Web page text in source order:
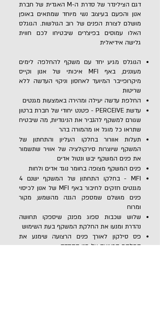
דגם הצילינדר של סדרת ה-M האגדית של חברת
אנון והפעם בעיצוב נשי מיוחד שמתאים באופן
מושלם לצורת הפנים של רוב הגולשות. הגוגלס
האלו עמוסים בפיצ׳רים שיבטיחו לכם חווית
גלישה אידיאלית
הגוגלס מגיע יחד עם משקף להחלפה לימים
מעוננים, באף MFI איכותי של אנון וקייס
מיקרופייבר המיועד לאחסון וניקוי העדשה ללא
שריטות
החלפת עדשה יעילה ומהירה באמצעות מגנטים
עדשת PERCEIVE - פטנט יחודי של חברת ברטון
שגורם למשקף להגביר את הניגודיות, מה שיבטיח
שתראו כל מוגל או מהמורה בהר
תעלות אוורור בחלקו העליון והתחתון של
המשקף שיוצרות סירקולציה של אוויר שתשמור
את פנים המשקף יבש ונטול אדים
פנים המשקף מצופה בחומר נוגד אדים ולחות
MFI - בחלקו התחתון של המשקף ישנם 4
מגנטים חזקים לחיבור באף MFI של אנון לכיסוי
פנים מושלם שמספק הגנה מהשמש, מקור
ומרוח
שלוש שכבות ספוג מפנק שיספקו תחושה
נהדרת ומנעו את החלקת המשקף בעת השימוש
פס סילקון לאורך פנים הרצועה שימנע את
החלקת הרצועה על פני הקסדה